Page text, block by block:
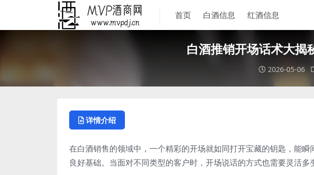
首页 白酒信息 红酒信息
白酒推销开场话术大揭
2026-05-06
详情介绍
在白酒销售的领域中，一个精彩的开场就如同打开宝藏的钥匙，能
良好基础。当面对不同类型的客户时，开场说话的方式也需要灵活多